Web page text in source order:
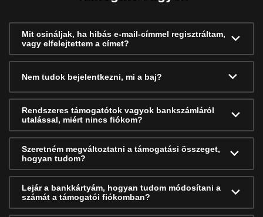
Mit csináljak, ha hibás e-mail-címmel regisztráltam,
vagy elfelejtettem a címet?
Nem tudok bejelentkezni, mi a baj?
Rendszeres támogatótok vagyok bankszámláról
utalással, miért nincs fiókom?
Szeretném megváltoztatni a támogatási összeget,
hogyan tudom?
Lejár a bankkártyám, hogyan tudom módosítani a
számát a támogatói fiókomban?